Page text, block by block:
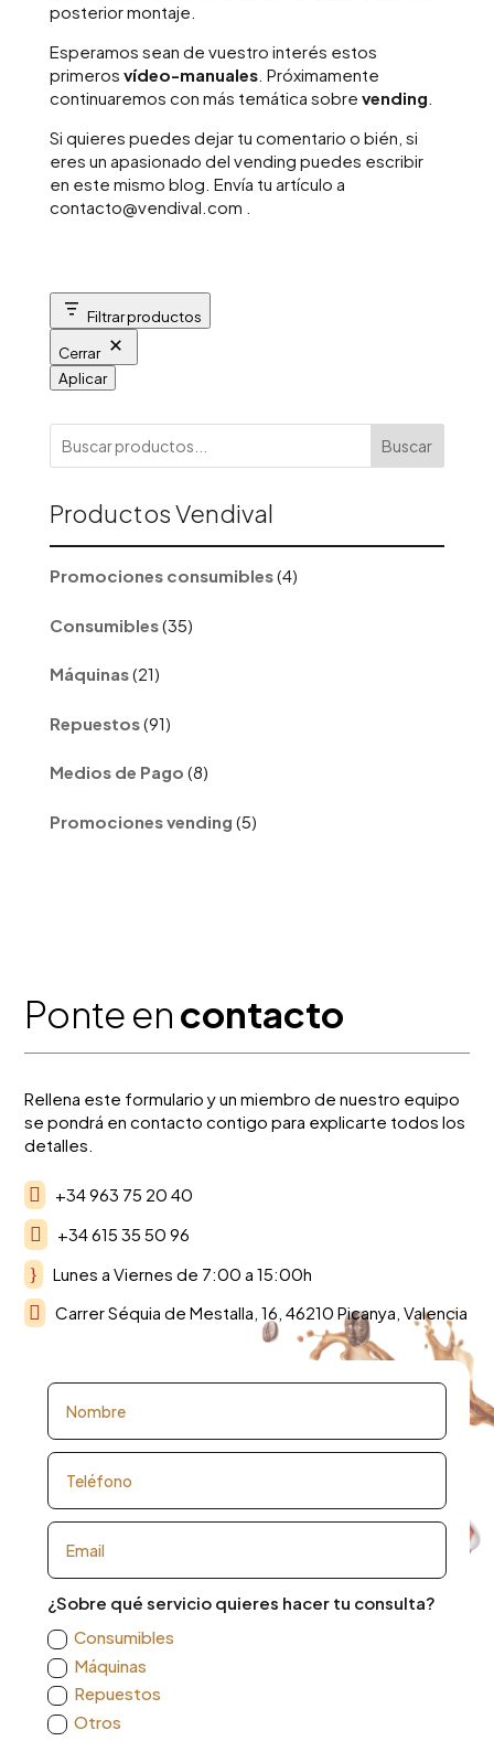
posterior montaje.
Esperamos sean de vuestro interés estos
primeros vídeo-manuales. Próximamente
continuaremos con más temática sobre vending
Si quieres puedes dejar tu comentario o bién, si
eres un apasionado del vending puedes escribir
en este mismo blog. Envía tu artículo a
contacto@vendival.com .
Filtrar productos
Cerrar
Aplicar
Buscar
Productos Vendival
Promociones consumibles 44
productos
Consumibles 35
productos
Máquinas 2121
productos
Repuestos 91
productos
Medios de Pago 88
productos
Promociones vending 5
productos
Ponte encontacto
Rellena este formulario y un miembro de nuestro equipo
se pondrá en contacto contigo para explicarte todos los
detalles.
 +34 963 75 20 40
 +34 615 35 50 96
} Lunes a Viernes de 7:00 a 15:00h
 Carrer Séquia de Mestalla, 16, 46210 Picanya, Valencia
¿Sobre qué servicio quieres hacer tu consulta?
Consumibles
Máquinas
Repuestos
Otros